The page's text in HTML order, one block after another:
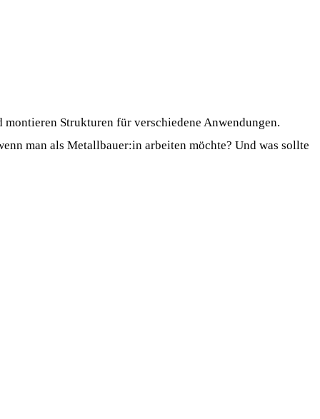
Strukturen für verschiedene Anwendungen.
man als Metallbauer:in arbeiten möchte? Und was sollte